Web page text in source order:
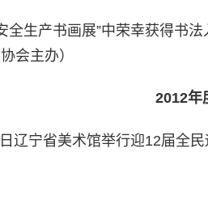
全生产书画展”中荣幸获得书
会主办）
2012年
辽宁省美术馆举行迎12届全